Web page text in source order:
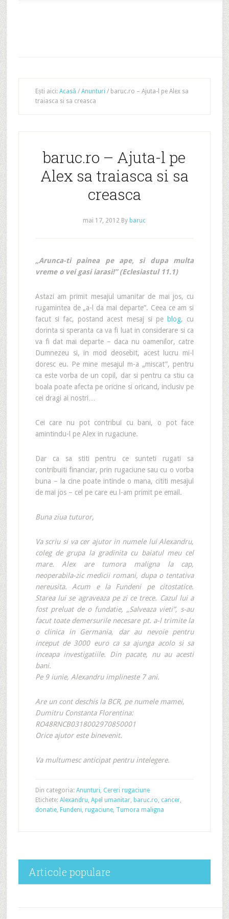
Ești aici: Acasă / Anunturi /baruc.ro – Ajuta-l pe Alex sa
traiasca si sa creasca
baruc.ro – Ajuta-l pe
Alex sa traiasca si sa
creasca
mai 17, 2012 By baruc
„Arunca-ti painea pe ape, si dupa multa
vreme o vei gasi iarasi!” (Eclesiastul 11.1)
Astazi am primit mesajul umanitar de mai jos, cu
rugamintea de „a-l da mai departe”. Ceea ce am si
facut si fac, postand acest mesaj si pe blog, cu
dorinta si speranta ca va fi luat in considerare si ca
va fi dat mai departe – daca nu oamenilor, catre
Dumnezeu si, in mod deosebit, acest lucru mi-l
doresc eu. Pe mine mesajul m-a „miscat”, pentru
ca este vorba de un copil, dar si pentru ca stiu ca
boala poate afecta pe oricine si oricand, inclusiv pe
cei dragi ai nostri…
Cei care nu pot contribui cu bani, o pot face
amintindu-l pe Alex in rugaciune.
Dar ca sa stiti pentru ce sunteti rugati sa
contribuiti financiar, prin rugaciune sau cu o vorba
buna – la cine poate intinde o mana, cititi mesajul
de mai jos – cel pe care eu l-am primit pe email.
Buna ziua tuturor,
Va scriu si va cer ajutor in numele lui Alexandru,
coleg de grupa la gradinita cu baiatul meu cel
mare. Alex are tumora maligna la cap,
neoperabila-zic medicii romani, dupa o tentativa
nereusita. Acum e la Fundeni pe citostatice.
Starea lui se agraveaza pe zi ce trece. Cazul lui a
fost preluat de o fundatie, „Salveaza vieti”, s-au
facut toate demersurile necesare pt. a-l trimite la
o clinica in Germania, dar au nevoie pentru
inceput de 3000 euro ca sa ajunga acolo si sa
inceapa investigatiile. Din pacate, nu au acesti
bani.
Pe 9 iunie, Alexandru implineste 7 ani.
Are un cont deschis la BCR, pe numele mamei,
Dumitru Constanta Florentina:
RO48RNCB0318002970850001
Orice ajutor este binevenit.
Va multumesc anticipat pentru intelegere.
Din categoria: Anunturi, Cereri rugaciune
Etichete: Alexandru, Apel umanitar, baruc.ro, cancer,
donatie, Fundeni, rugaciune, Tumora maligna
Articole populare